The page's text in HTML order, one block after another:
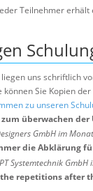
Teilnehmer erhält
uns schriftlich
Sie Kopien
zu unseren
überwachen
GmbH im
die Abklärung
Systemtechnik
repetitions after